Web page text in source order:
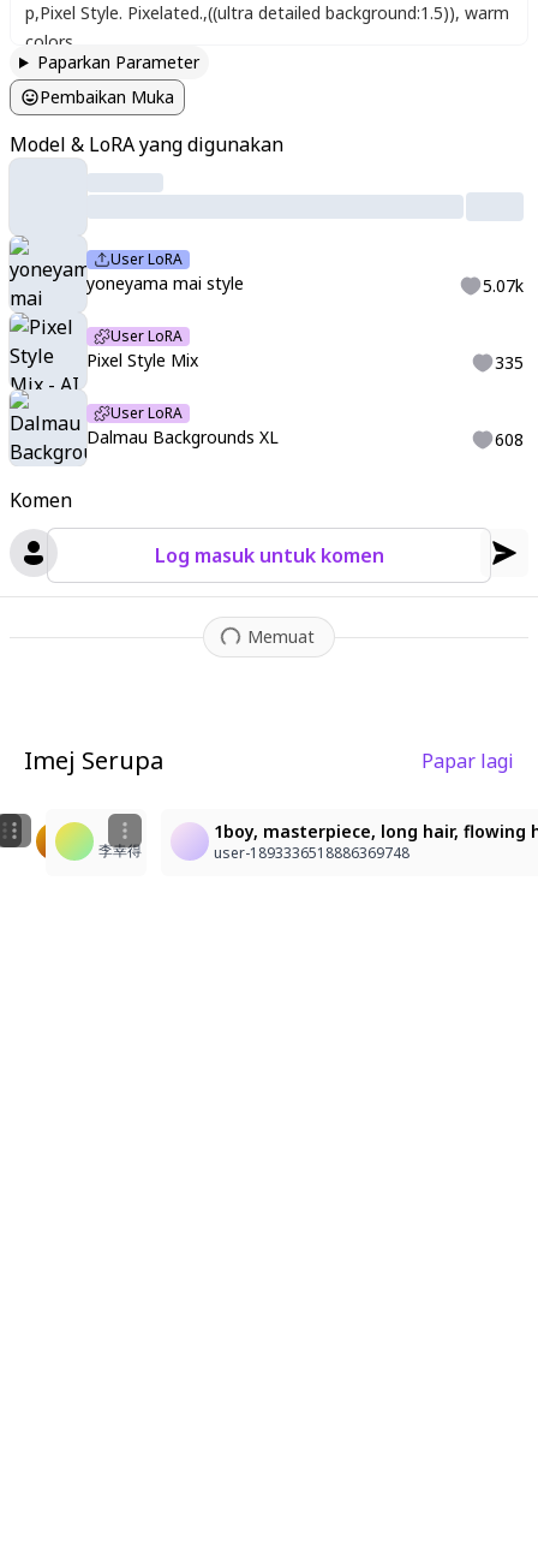
Komen
Log masuk untuk komen
Memuat
p,Pixel Style. Pixelated.,((ultra detailed background:1.5)), warm
colors
Paparkan Parameter
Pembaikan Muka
Model & LoRA yang digunakan
User LoRA
yoneyama mai style 5.07k
User LoRA
Pixel Style Mix 335
User LoRA
Dalmau Backgrounds XL 608
Imej Serupa Papar lagi
李志政
輝く笑顔の少女
生魚
李幸得
1boy, masterpiece, long hair,
user-1893336518886369748